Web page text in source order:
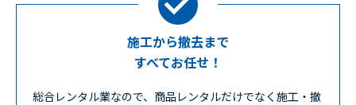
施工から撤去まで
すべてお任せ！
総合レンタル業なので、商品レンタルだけでなく施工・撤